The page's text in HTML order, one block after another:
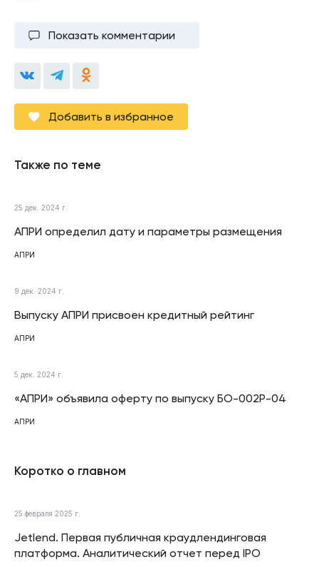
Показать комментарии
Добавить в избранное
Также по теме
25 дек. 2024 г.
АПРИ определил дату и параметры размещения
АПРИ
9 дек. 2024 г.
Выпуску АПРИ присвоен кредитный рейтинг
АПРИ
5 дек. 2024 г.
«АПРИ» объявила оферту по выпуску БО-002P-04
АПРИ
Коротко о главном
25 февраля 2025 г.
Jetlend. Первая публичная краудлендинговая
платформа. Аналитический отчет перед IPO